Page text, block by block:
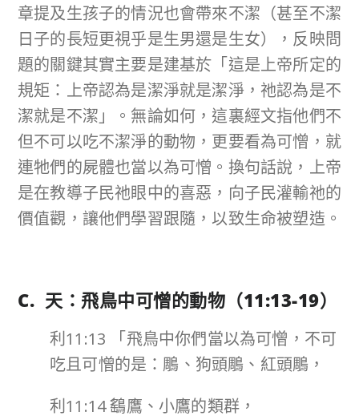
章提及生孩子的情況也會帶來不潔（甚至不潔
日子的長短更視乎是生男還是生女），反映問
題的關鍵其實主要是建基於「這是上帝所定的
規矩：上帝認為是潔淨就是潔淨，祂認為是不
潔就是不潔」。無論如何，這裏經文指他們不
但不可以吃不潔淨的動物，更要看為可憎，就
連牠們的屍體也當以為可憎。換句話說，上帝
是在教導子民祂眼中的喜惡，向子民灌輸祂的
價值觀，讓他們學習跟隨，以致生命被塑造。
C. 天：飛鳥中可憎的動物（11:13-19）
利11:13 「飛鳥中你們當以為可憎，不可
吃且可憎的是：鵰、狗頭鵰、紅頭鵰，
利11:14 鷂鷹、小鷹的類群，